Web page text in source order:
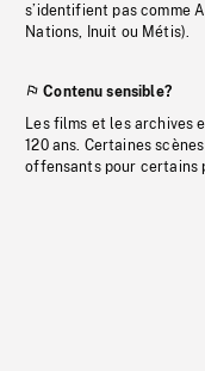
s’identifient pas comme
Nations, Inuit ou Métis).
Contenu sensible?
Les films et les archives
120 ans. Certaines
offensants pour certains